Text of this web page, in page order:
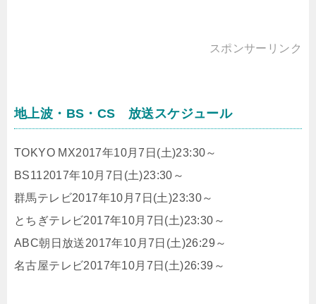
スポンサーリンク
地上波・BS・CS 放送スケジュール
TOKYO MX2017年10月7日(土)23:30～
BS112017年10月7日(土)23:30～
群馬テレビ2017年10月7日(土)23:30～
とちぎテレビ2017年10月7日(土)23:30～
ABC朝日放送2017年10月7日(土)26:29～
名古屋テレビ2017年10月7日(土)26:39～